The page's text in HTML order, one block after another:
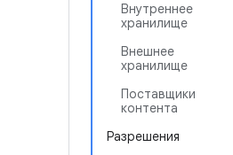
Внутреннее
хранилище
Внешнее
хранилище
Поставщики
контента
Разрешения